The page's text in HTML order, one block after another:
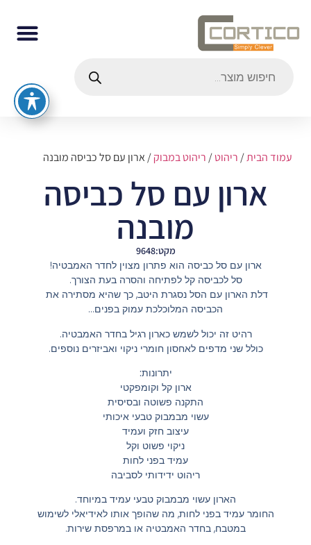
עמוד הבית/ריהוט/ריהוט במבוק/ ארון עם סל כביסה מובנה
ארון עם סל כביסה
מובנה
מקט:9648
ארון עם סל כביסה הוא פתרון מצוין לחדר האמבטיה!
סל לכביסה קל לפתיחה והסרה בעת הצורך.
דלת הארון עם הסל נסגרת היטב, כך שהיא מסתירה את
הכביסה המלוכלכת עמוק בפנים…
רהיט זה יכול לשמש כארון רגיל בחדר האמבטיה.
כולל שני מדפים לאחסון חומרי ניקוי ואביזרים נוספים.
יתרונות:
ארון קל וקומפקטי
התקנה פשוטה ובסיסית
עשוי מבמבוק טבעי איכותי
עיצוב חזק ועמיד
ניקוי פשוט וקל
עמיד בפני לחות
ריהוט ידידותי לסביבה
הארון עשוי מבמבוק טבעי עמיד במיוחד.
החומר עמיד בפני לחות, מה שהופך אותו לאידיאלי לשימוש
במטבח, בחדר האמבטיה או במרפסת שירות.